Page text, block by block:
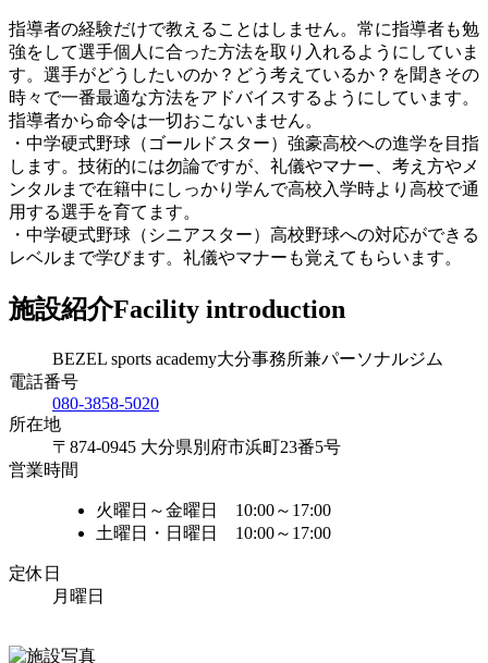
指導者の経験だけで教えることはしません。常に指導者も勉
強をして選手個人に合った方法を取り入れるようにしていま
す。選手がどうしたいのか？どう考えているか？を聞きその
時々で一番最適な方法をアドバイスするようにしています。
指導者から命令は一切おこないません。
・中学硬式野球（ゴールドスター）強豪高校への進学を目指
します。技術的には勿論ですが、礼儀やマナー、考え方やメ
ンタルまで在籍中にしっかり学んで高校入学時より高校で通
用する選手を育てます。
・中学硬式野球（シニアスター）高校野球への対応ができる
レベルまで学びます。礼儀やマナーも覚えてもらいます。
施設紹介Facility introduction
BEZEL sports academy大分事務所兼パーソナルジム
電話番号
080-3858-5020
所在地
〒874-0945 大分県別府市浜町23番5号
営業時間
火曜日～金曜日 10:00～17:00
土曜日・日曜日 10:00～17:00
定休日
月曜日